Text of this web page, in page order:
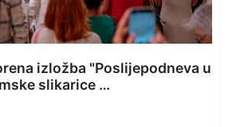
izložba "Poslijepodneva u
slikarice …